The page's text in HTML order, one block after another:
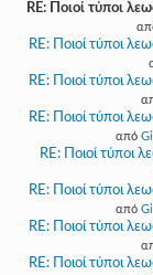
RE: Ποιοί τύποι
RE: Ποιοί τύποι
RE: Ποιοί τύποι
RE: Ποιοί τύποι
από
RE: Ποιοί τύποι
RE: Ποιοί τύποι
από
RE: Ποιοί τύποι
RE: Ποιοί τύποι